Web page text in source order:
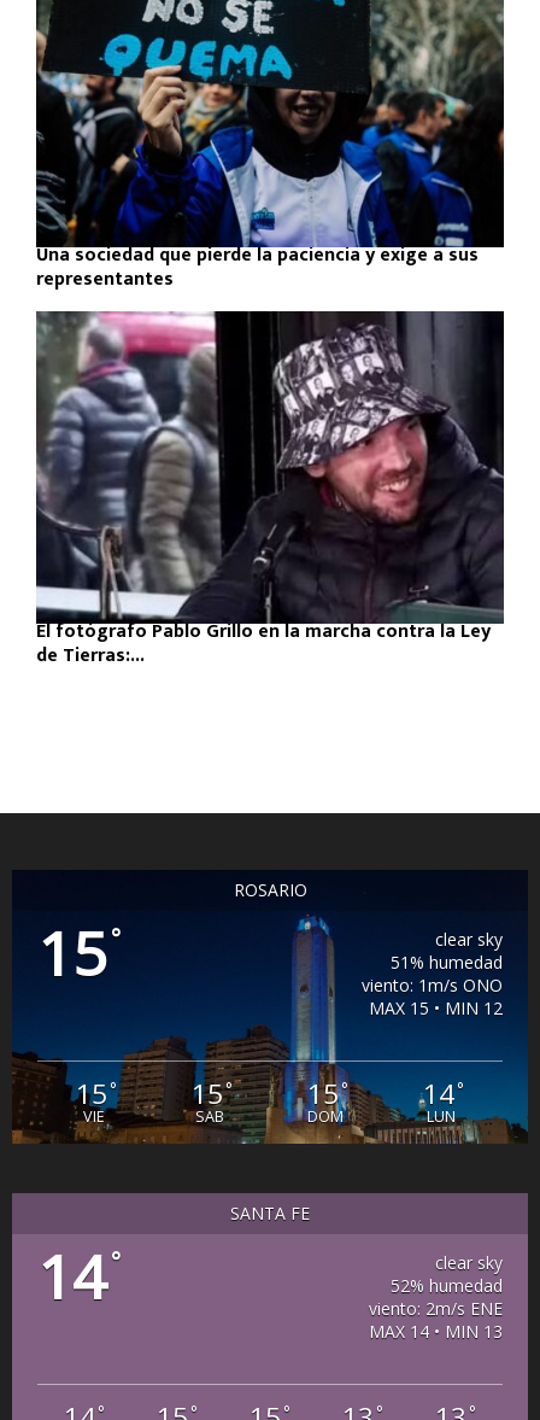
Una sociedad que pierde la paciencia y exige a sus
representantes
El fotógrafo Pablo Grillo en la marcha contra la Ley
de Tierras:...
ROSARIO
15°
clear sky
51% humedad
viento: 1m/s ONO
MAX 15 • MIN 12
15°
VIE
15°
SAB
15°
DOM
14°
LUN
SANTA FE
14°
clear sky
52% humedad
viento: 2m/s ENE
MAX 14 • MIN 13
° ° ° ° °